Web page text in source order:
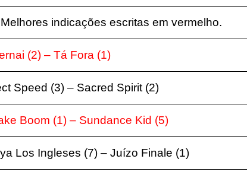
Melhores indicações escritas em vermelho.
(2) – Tá Fora (1)
Speed (3) – Sacred Spirit (2)
Boom (1) – Sundance Kid (5)
Los Ingleses (7) – Juízo Finale (1)